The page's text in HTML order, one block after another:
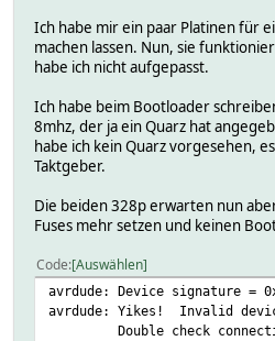
Ich habe mir ein paar Platinen für
machen lassen. Nun, sie
habe ich nicht aufgepasst.
Ich habe beim Bootloader
8mhz, der ja ein Quarz hat
habe ich kein Quarz vorgesehen,
Taktgeber.
Die beiden 328p erwarten nun
Fuses mehr setzen und keinen
Code Auswählen
avrdude: Device signature =
avrdude: Yikes! Invalid
Double check